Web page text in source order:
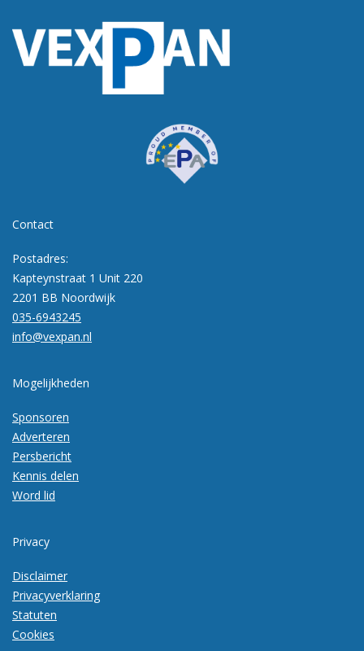
Contact
Postadres:
Kapteynstraat 1 Unit 220
2201 BB Noordwijk
035-6943245
info@vexpan.nl
Mogelijkheden
Sponsoren
Adverteren
Persbericht
Kennis delen
Word lid
Privacy
Disclaimer
Privacyverklaring
Statuten
Cookies